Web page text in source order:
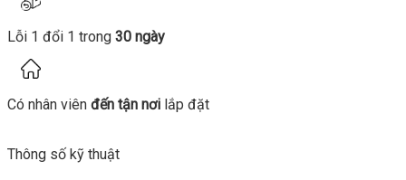
Lỗi 1 đổi 1 trong 30 ngày
Có nhân viên đến tận nơi lắp đặt
Thông số kỹ thuật